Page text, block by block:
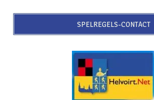
SPELREGELS-CONTACT